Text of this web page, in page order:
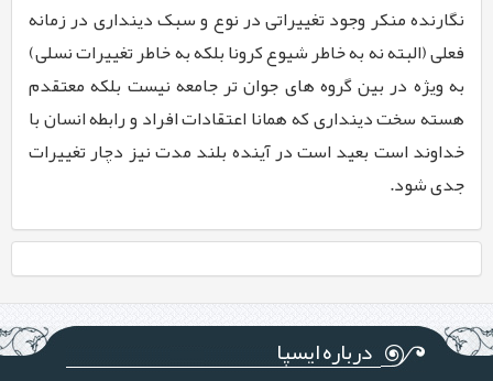
نگارنده منکر وجود تغییراتی در نوع و سبک دینداری در زمانه
فعلی (البته نه به خاطر شیوع کرونا بلکه به خاطر تغییرات نسلی)
به ویژه در بین گروه های جوان تر جامعه نیست بلکه معتقدم
هسته سخت دینداری که همانا اعتقادات افراد و رابطه انسان با
خداوند است بعید است در آینده بلند مدت نیز دچار تغییرات
جدی شود.
درباره ایسپا